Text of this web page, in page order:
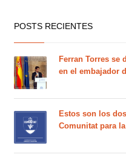
POSTS RECIENTES
Ferran Torres se
en el embajador
Estos son los
Comunitat para